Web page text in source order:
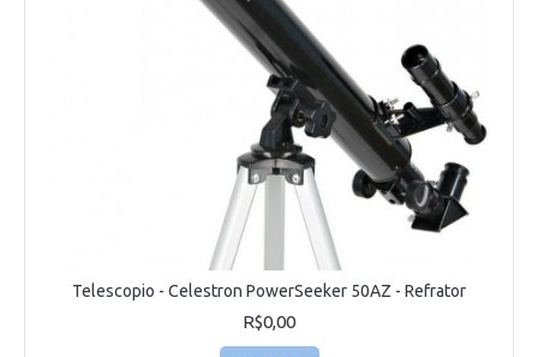
Telescopio - Celestron PowerSeeker 50AZ - Refrator
R$0,00